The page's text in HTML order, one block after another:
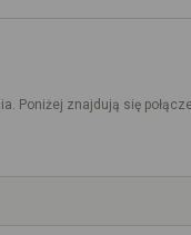
Poniżej znajdują się